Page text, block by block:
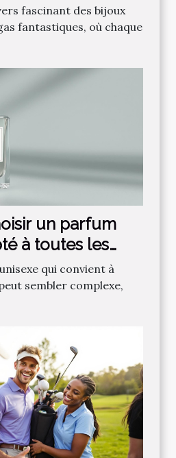
?
fascinant des bijoux
fantastiques, où chaque
un parfum
à toutes les
qui convient à
sembler complexe,